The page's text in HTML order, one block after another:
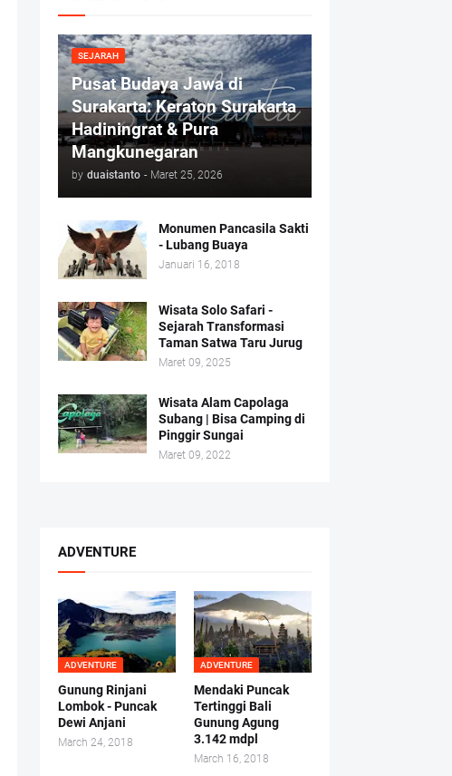
SEJARAH
Pusat Budaya Jawa di
Surakarta: Keraton Surakarta
Hadiningrat & Pura
Mangkunegaran
by duaistanto - Maret 25, 2026
Monumen Pancasila Sakti
- Lubang Buaya
Januari 16, 2018
Wisata Solo Safari -
Sejarah Transformasi
Taman Satwa Taru Jurug
Maret 09, 2025
Wisata Alam Capolaga
Subang | Bisa Camping di
Pinggir Sungai
Maret 09, 2022
ADVENTURE
ADVENTURE
Gunung Rinjani
Lombok - Puncak
Dewi Anjani
March 24, 2018
ADVENTURE
Mendaki Puncak
Tertinggi Bali
Gunung Agung
3.142 mdpl
March 16, 2018